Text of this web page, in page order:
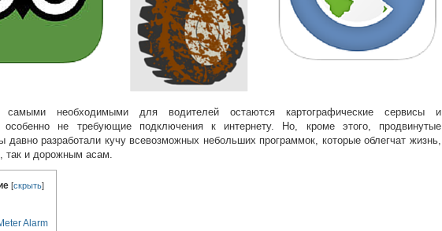
самыми необходимыми для водителей остаются картографические сервисы и
особенно не требующие подключения к интернету. Но, кроме этого, продвинутые
давно разработали кучу всевозможных небольших программок, которые облегчат жизнь,
так и дорожным асам.
[скрыть]
Alarm